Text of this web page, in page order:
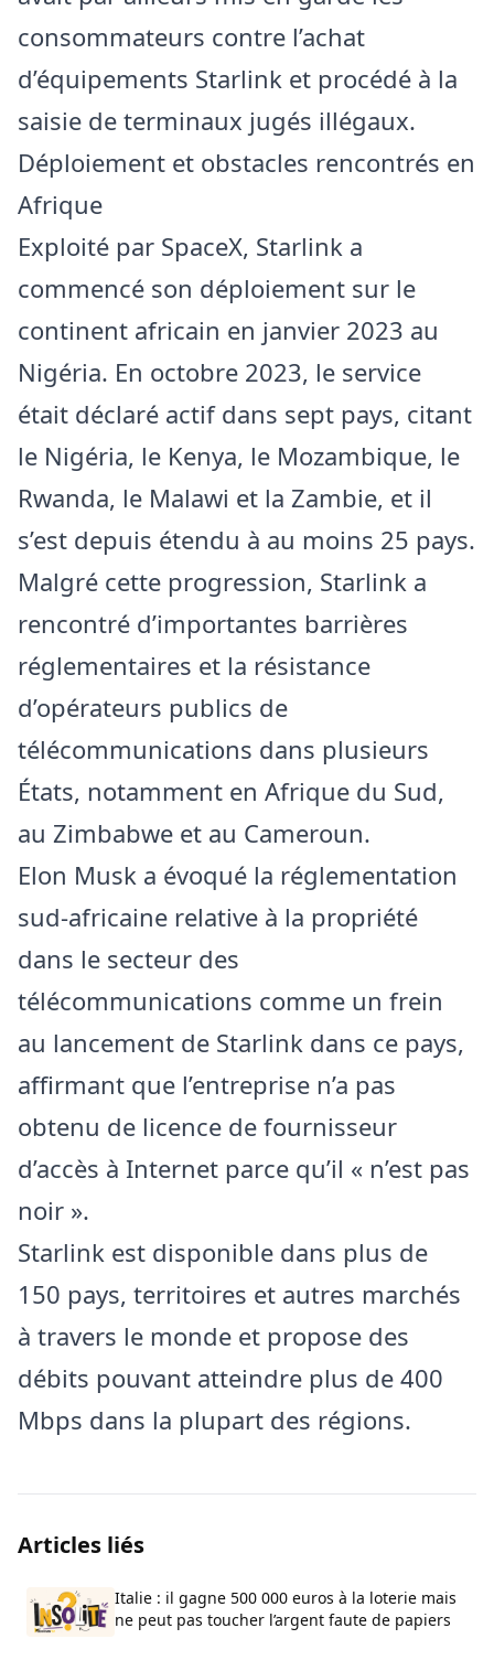
consommateurs contre l’achat
d’équipements Starlink et procédé à la
saisie de terminaux jugés illégaux.
Déploiement et obstacles rencontrés en
Afrique
Exploité par SpaceX, Starlink a
commencé son déploiement sur le
continent africain en janvier 2023 au
Nigéria. En octobre 2023, le service
était déclaré actif dans sept pays, citant
le Nigéria, le Kenya, le Mozambique, le
Rwanda, le Malawi et la Zambie, et il
s’est depuis étendu à au moins 25 pays.
Malgré cette progression, Starlink a
rencontré d’importantes barrières
réglementaires et la résistance
d’opérateurs publics de
télécommunications dans plusieurs
États, notamment en Afrique du Sud,
au Zimbabwe et au Cameroun.
Elon Musk a évoqué la réglementation
sud-africaine relative à la propriété
dans le secteur des
télécommunications comme un frein
au lancement de Starlink dans ce pays,
affirmant que l’entreprise n’a pas
obtenu de licence de fournisseur
d’accès à Internet parce qu’il « n’est pas
noir ».
Starlink est disponible dans plus de
150 pays, territoires et autres marchés
à travers le monde et propose des
débits pouvant atteindre plus de 400
Mbps dans la plupart des régions.
Articles liés
Italie : il gagne 500 000 euros à la loterie mais
ne peut pas toucher l’argent faute de papiers